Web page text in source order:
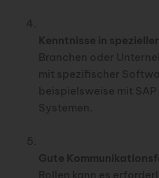
Kenntnisse in
Branchen oder
mit spezifischer
beispielsweise mit
Systemen.
Gute
Rollen kann es